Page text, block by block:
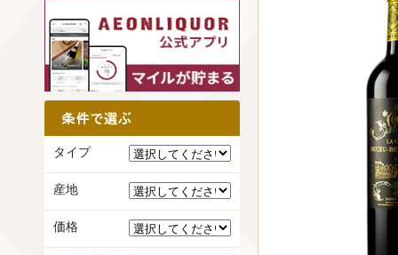
タイプ
産地
価格